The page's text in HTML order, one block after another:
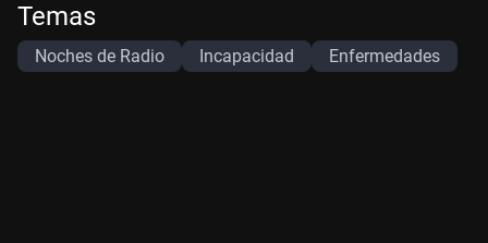
Temas
Noches de Radio Incapacidad Enfermedades